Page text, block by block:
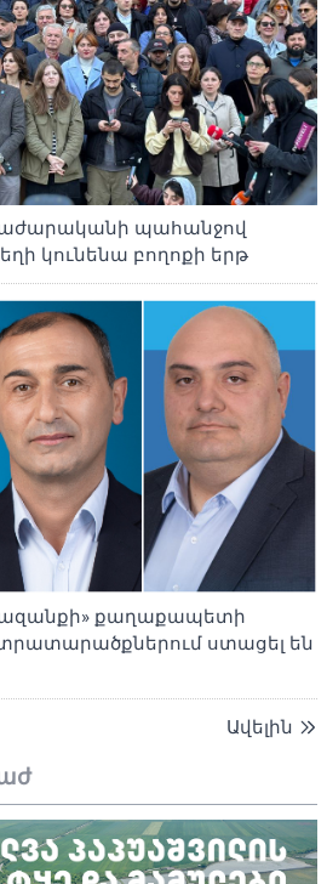
պահանջով
կունենա բողոքի երթ
քաղաքապետի
ստացել են
Ավելին